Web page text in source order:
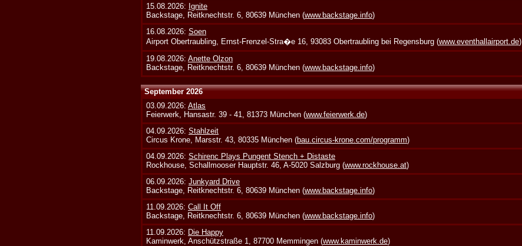
15.08.2026: Ignite
Backstage, Reitknechtstr. 6, 80639 München (www.backstage.info)
16.08.2026:Soen
Airport Obertraubling, Ernst-Frenzel-Stra�e 16, 93083 Obertraubling bei Regensburg (www.eventhallairport.de)
19.08.2026:Anette Olzon
Backstage, Reitknechtstr. 6, 80639 München (www.backstage.info)
September 2026
03.09.2026:Atlas
Feierwerk, Hansastr. 39 - 41, 81373 München (www.feierwerk.de)
04.09.2026:Stahlzeit
Circus Krone, Marsstr. 43, 80335 München (bau.circus-krone.com/programm)
04.09.2026:Schirenc Plays Pungent Stench + Distaste
Rockhouse, Schallmooser Hauptstr. 46, A-5020 Salzburg (www.rockhouse.at)
06.09.2026:Junkyard Drive
Backstage, Reitknechtstr. 6, 80639 München (www.backstage.info)
11.09.2026:Call It Off
Backstage, Reitknechtstr. 6, 80639 München (www.backstage.info)
11.09.2026: Die Happy
Kaminwerk, Anschützstraße 1, 87700 Memmingen (www.kaminwerk.de)